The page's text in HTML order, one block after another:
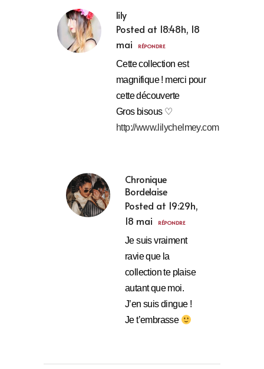
lily
Posted at 18:48h, 18
mai
RÉPONDRE
Cette collection est
magnifique ! merci pour
cette découverte
Gros bisous ♡
http://www.lilychelmey.com
Chronique
Bordelaise
Posted at 19:29h,
18 mai
RÉPONDRE
Je suis vraiment
ravie que la
collection te plaise
autant que moi.
J’en suis dingue !
Je t’embrasse